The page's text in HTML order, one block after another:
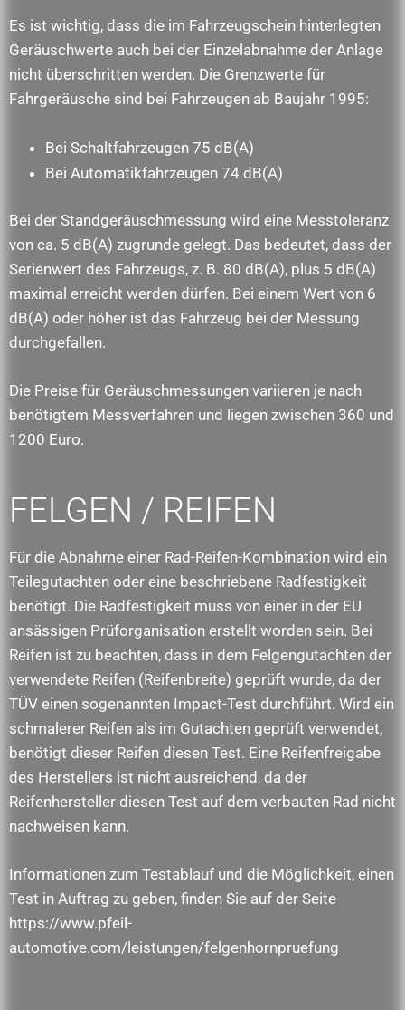
Es ist wichtig, dass die im Fahrzeugschein hinterlegten
Geräuschwerte auch bei der Einzelabnahme der Anlage
nicht überschritten werden. Die Grenzwerte für
Fahrgeräusche sind bei Fahrzeugen ab Baujahr 1995:
Bei Schaltfahrzeugen 75 dB(A)
Bei Automatikfahrzeugen 74 dB(A)
Bei der Standgeräuschmessung wird eine Messtoleranz
von ca. 5 dB(A) zugrunde gelegt. Das bedeutet, dass der
Serienwert des Fahrzeugs, z. B. 80 dB(A), plus 5 dB(A)
maximal erreicht werden dürfen. Bei einem Wert von 6
dB(A) oder höher ist das Fahrzeug bei der Messung
durchgefallen.
Die Preise für Geräuschmessungen variieren je nach
benötigtem Messverfahren und liegen zwischen 360 und
1200 Euro.
FELGEN / REIFEN
Für die Abnahme einer Rad-Reifen-Kombination wird ein
Teilegutachten oder eine beschriebene Radfestigkeit
benötigt. Die Radfestigkeit muss von einer in der EU
ansässigen Prüforganisation erstellt worden sein. Bei
Reifen ist zu beachten, dass in dem Felgengutachten der
verwendete Reifen (Reifenbreite) geprüft wurde, da der
TÜV einen sogenannten Impact-Test durchführt. Wird ein
schmalerer Reifen als im Gutachten geprüft verwendet,
benötigt dieser Reifen diesen Test. Eine Reifenfreigabe
des Herstellers ist nicht ausreichend, da der
Reifenhersteller diesen Test auf dem verbauten Rad nicht
nachweisen kann.
Informationen zum Testablauf und die Möglichkeit, einen
Test in Auftrag zu geben, finden Sie auf der Seite
https://www.pfeil-
automotive.com/leistungen/felgenhornpruefung